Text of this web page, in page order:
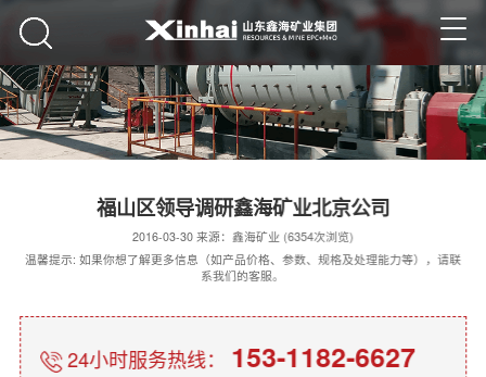
福山区领导调研鑫海矿业北京公司
2016-03-30 来源：鑫海矿业 (6354次浏览)
温馨提示: 如果你想了解更多信息（如产品价格、参数、规格及处理能力等），请联
系我们的客服。
24小时服务热线： 153-1182-6627